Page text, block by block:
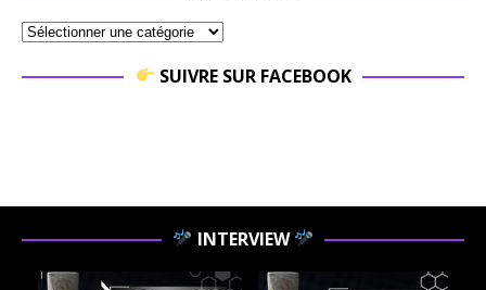
SUIVRE SUR FACEBOOK
INTERVIEW